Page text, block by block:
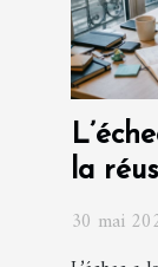
la
30 mai